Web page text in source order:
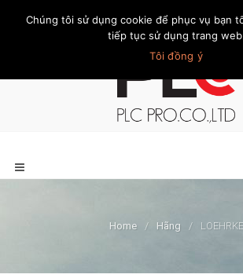
Trang chủ Giới thiệu Khách hàng Liên hệ
Home / Hãng / LOEHRKE
Chúng tôi sử dụng cookie để phục vụ bạn
tiếp tục sử dụng trang
Tôi đồng ý